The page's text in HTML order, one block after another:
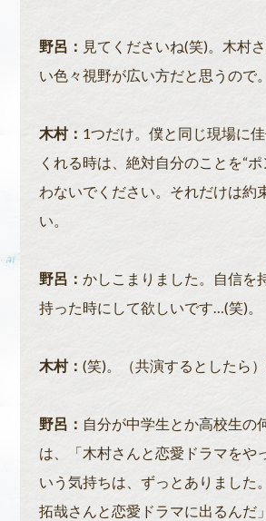
野呂： 見てくださいね(笑)。木村
い色々視野が広い方だと思うので。
木村： 1つだけ。僕と同じ現場に
くれる時は、絶対自分のことを“
わないでください。それだけは約
い。
野呂： かしこまりました。自信を
持った時にして欲しいです…(笑)。
木村： (笑)。（共演するとしたら
野呂： 自分が中学生とか高校生の
は、「木村さんと恋愛ドラマをや
いう気持ちは、ずっとありました
拓哉さんと恋愛ドラマに出るんだ